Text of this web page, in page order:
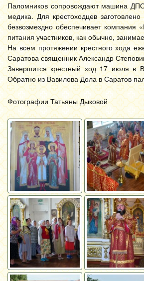
Паломников сопровождают машина
медика. Для крестоходцев
безвозмездно обеспечивает
питания участников, как обычно,
На всем протяжении крестного хода
Саратова священник Александр
Завершится крестный ход 17 июля в
Обратно из Вавилова Дола в Саратов
Фотографии Татьяны Дыковой